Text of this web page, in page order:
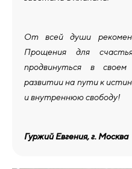
От всей души
Прощения для
продвинуться в
развитии на пути к
и внутреннюю свободу!
Гуржий Евгения, г. Москва